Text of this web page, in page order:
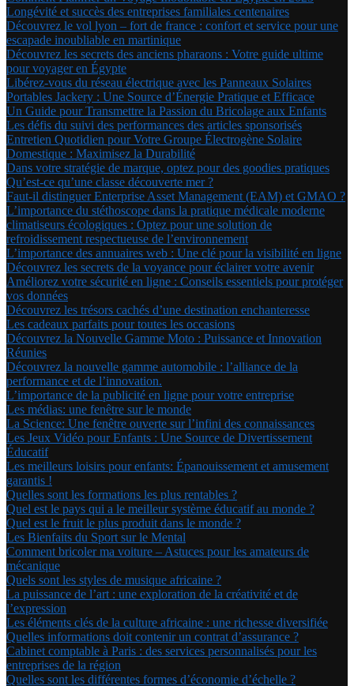
Longévité et succès des entreprises familiales centenaires
Découvrez le vol lyon – fort de france : confort et service pour une
escapade inoubliable en martinique
Découvrez les secrets des anciens pharaons : Votre guide ultime
pour voyager en Égypte
Libérez-vous du réseau électrique avec les Panneaux Solaires
Portables Jackery : Une Source d’Énergie Pratique et Efficace
Un Guide pour Transmettre la Passion du Bricolage aux Enfants
Les défis du suivi des performances des articles sponsorisés
Entretien Quotidien pour Votre Groupe Électrogène Solaire
Domestique : Maximisez la Durabilité
Dans votre stratégie de marque, optez pour des goodies pratiques
Qu’est-ce qu’une classe découverte mer ?
Faut-il distinguer Enterprise Asset Management (EAM) et GMAO ?
L’importance du stéthoscope dans la pratique médicale moderne
climatiseurs écologiques : Optez pour une solution de
refroidissement respectueuse de l’environnement
L’importance des annuaires web : Une clé pour la visibilité en ligne
Découvrez les secrets de la voyance pour éclairer votre avenir
Améliorez votre sécurité en ligne : Conseils essentiels pour protéger
vos données
Découvrez les trésors cachés d’une destination enchanteresse
Les cadeaux parfaits pour toutes les occasions
Découvrez la Nouvelle Gamme Moto : Puissance et Innovation
Réunies
Découvrez la nouvelle gamme automobile : l’alliance de la
performance et de l’innovation.
L’importance de la publicité en ligne pour votre entreprise
Les médias: une fenêtre sur le monde
La Science: Une fenêtre ouverte sur l’infini des connaissances
Les Jeux Vidéo pour Enfants : Une Source de Divertissement
Éducatif
Les meilleurs loisirs pour enfants: Épanouissement et amusement
garantis !
Quelles sont les formations les plus rentables ?
Quel est le pays qui a le meilleur système éducatif au monde ?
Quel est le fruit le plus produit dans le monde ?
Les Bienfaits du Sport sur le Mental
Comment bricoler ma voiture – Astuces pour les amateurs de
mécanique
Quels sont les styles de musique africaine ?
La puissance de l’art : une exploration de la créativité et de
l’expression
Les éléments clés de la culture africaine : une richesse diversifiée
Quelles informations doit contenir un contrat d’assurance ?
Cabinet comptable à Paris : des services personnalisés pour les
entreprises de la région
Quelles sont les différentes formes d’économie d’échelle ?